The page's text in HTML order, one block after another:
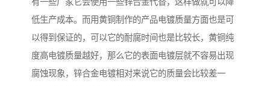
有一些厂家它会使用一些锌合金代替，这样做就可以降
低生产成本。而用黄铜制作的产品电镀质量方面也是可
以得到保证的，可以它的耐腐时间也是比较长，黄铜纯
度高电镀质量越好，那么它的表面电镀层就不容易出现
腐蚀现象，锌合金电镀相对来说它的质量会比较差一